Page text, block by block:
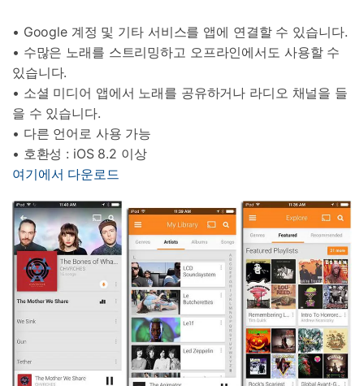
• Google 계정 및 기타 서비스를 앱에 연결할 수 있습니다.
• 수많은 노래를 스트리밍하고 오프라인에서도 사용할 수
있습니다.
• 소셜 미디어 앱에서 노래를 공유하거나 라디오 채널을 들
을 수 있습니다.
• 다른 언어로 사용 가능
• 호환성 : iOS 8.2 이상
여기에서 다운로드